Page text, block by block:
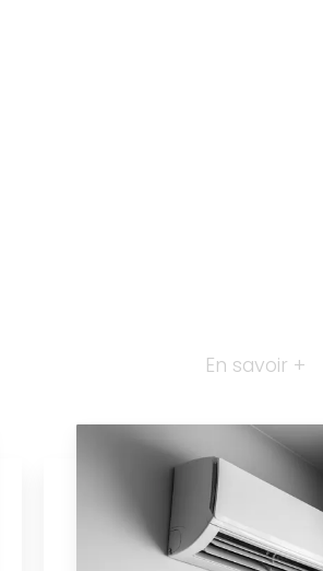
En savoir +